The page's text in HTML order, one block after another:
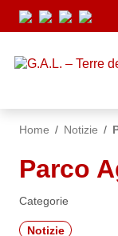
Vai ai contenuti
Vai al menu di
Home / Notizie /
Parco
Categorie
Notizie